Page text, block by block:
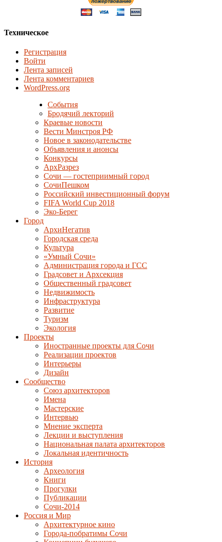
Техническое
Регистрация
Войти
Лента записей
Лента комментариев
WordPress.org
События
Бродячий лекторий
Краевые новости
Вести Минстроя РФ
Новое в законодательстве
Объявления и анонсы
Конкурсы
АрхРазрез
Сочи — гостеприимный город
СочиПешком
Российский инвестиционный форум
FIFA World Cup 2018
Эко-Берег
Город
АрхиНегатив
Городская среда
Культура
«Умный Сочи»
Администрация города и ГСС
Градсовет и Архсекция
Общественный градсовет
Недвижимость
Инфраструктура
Развитие
Туризм
Экология
Проекты
Иностранные проекты для Сочи
Реализации проектов
Интерьеры
Дизайн
Сообщество
Союз архитекторов
Имена
Мастерские
Интервью
Мнение эксперта
Лекции и выступления
Национальная палата архитекторов
Локальная идентичность
История
Археология
Книги
Прогулки
Публикации
Сочи-2014
Россия и Мир
Архитектурное кино
Города-побратимы Сочи